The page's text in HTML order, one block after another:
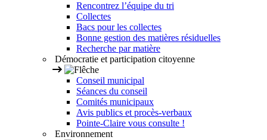
Rencontrez l’équipe du tri
Collectes
Bacs pour les collectes
Bonne gestion des matières résiduelles
Recherche par matière
Démocratie et participation citoyenne
Conseil municipal
Séances du conseil
Comités municipaux
Avis publics et procès-verbaux
Pointe-Claire vous consulte !
Environnement